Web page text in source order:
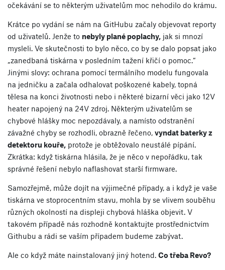
očekávání se to některým uživatelům moc nehodilo do krámu.
Krátce po vydání se nám na GitHubu začaly objevovat reporty
od uživatelů. Jenže to nebyly plané poplachy, jak si mnozí
mysleli. Ve skutečnosti to bylo něco, co by se dalo popsat jako
„zanedbaná tiskárna v posledním tažení křičí o pomoc.“
Jinými slovy: ochrana pomocí termálního modelu fungovala
na jedničku a začala odhalovat poškozené kabely, topná
tělesa na konci životnosti nebo i některé bizarní věci jako 12V
heater napojený na 24V zdroj. Některým uživatelům se
chybové hlášky moc nepozdávaly, a namísto odstranění
závažné chyby se rozhodli, obrazně řečeno, vyndat baterky z
detektoru kouře, protože je obtěžovalo neustálé pípání.
Zkrátka: když tiskárna hlásila, že je něco v nepořádku, tak
správné řešení nebylo naflashovat starší firmware.
Samozřejmě, může dojít na výjimečné případy, a i když je vaše
tiskárna ve stoprocentním stavu, mohla by se vlivem souběhu
různých okolností na displeji chybová hláška objevit. V
takovém případě nás rozhodně kontaktujte prostřednictvím
Githubu a rádi se vaším případem budeme zabývat.
Ale co když máte nainstalovaný jiný hotend. Co třeba Revo?